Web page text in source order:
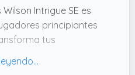
Intrigue SE es
principiantes
tus